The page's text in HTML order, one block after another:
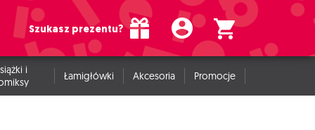
Szukasz prezentu?
i
Łamigłówki Akcesoria Promocje